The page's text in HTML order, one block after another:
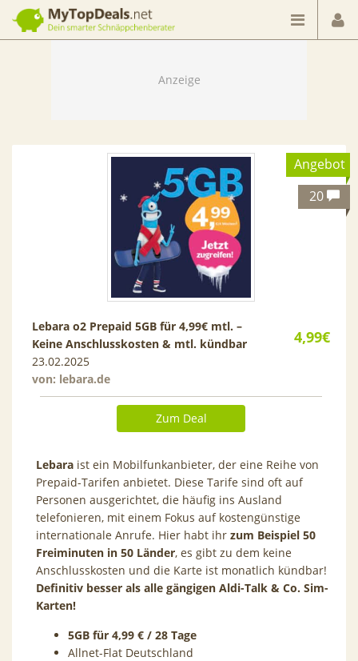
Dein smarter Schnäppchenberater
Angebot
20
4,99€
Lebara o2 Prepaid 5GB für 4,99€ mtl. –
Keine Anschlusskosten & mtl. kündbar
23.02.2025
von: lebara.de
Zum Deal
Lebara ist ein Mobilfunkanbieter, der eine Reihe von
Prepaid-Tarifen anbietet. Diese Tarife sind oft auf
Personen ausgerichtet, die häufig ins Ausland
telefonieren, mit einem Fokus auf kostengünstige
internationale Anrufe. Hier habt ihr zum Beispiel 50
Freiminuten in 50 Länder, es gibt zu dem keine
Anschlusskosten und die Karte ist monatlich kündbar!
Definitiv besser als alle gängigen Aldi-Talk & Co. Sim-
Karten!
5GB für 4,99 € / 28 Tage
Allnet-Flat Deutschland